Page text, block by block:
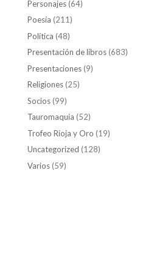
Personajes(64)
Poesía (211)
Política (48)
Presentación de libros(683)
Presentaciones(9)
Religiones(25)
Socios(99)
Tauromaquia (52)
Trofeo Rioja y Oro (19)
Uncategorized (128)
Varios(59)